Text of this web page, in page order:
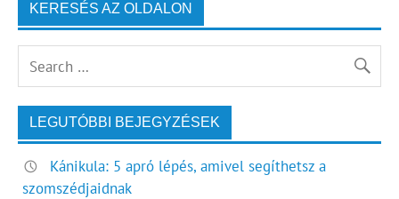
KERESÉS AZ OLDALON
LEGUTÓBBI BEJEGYZÉSEK
Kánikula: 5 apró lépés, amivel segíthetsz a
szomszédjaidnak